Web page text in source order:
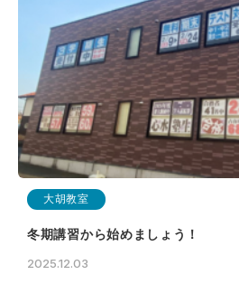
大胡教室
冬期講習から始めましょう！
2025.12.03